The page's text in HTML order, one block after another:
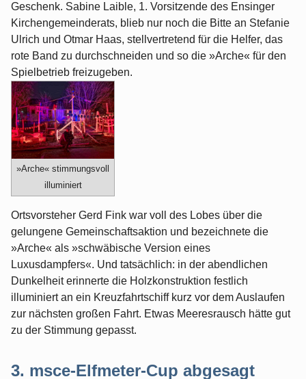
Geschenk. Sabine Laible, 1. Vorsitzende des Ensinger
Kirchengemeinderats, blieb nur noch die Bitte an Stefanie
Ulrich und Otmar Haas, stellvertretend für die Helfer, das
rote Band zu durchschneiden und so die »Arche« für den
Spielbetrieb freizugeben.
»Arche« stimmungsvoll
illuminiert
Ortsvorsteher Gerd Fink war voll des Lobes über die
gelungene Gemeinschaftsaktion und bezeichnete die
»Arche« als »schwäbische Version eines
Luxusdampfers«. Und tatsächlich: in der abendlichen
Dunkelheit erinnerte die Holzkonstruktion festlich
illuminiert an ein Kreuzfahrtschiff kurz vor dem Auslaufen
zur nächsten großen Fahrt. Etwas Meeresrausch hätte gut
zu der Stimmung gepasst.
3. msce-Elfmeter-Cup abgesagt